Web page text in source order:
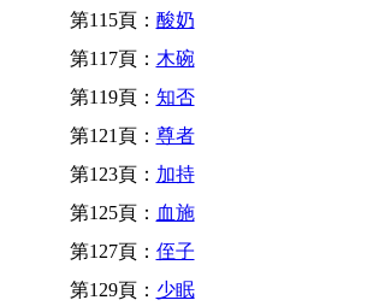
第115頁： 酸奶
第117頁： 木碗
第119頁： 知否
第121頁： 尊者
第123頁： 加持
第125頁： 血施
第127頁： 侄子
第129頁： 少眠